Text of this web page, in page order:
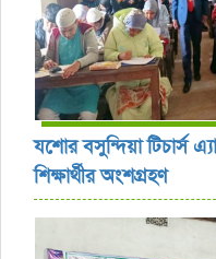
যশোর বসুন্দিয়া টিচার্স
শিক্ষার্থীর অংশগ্রহণ